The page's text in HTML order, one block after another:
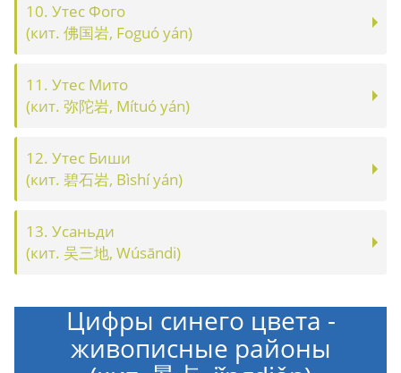
10. Утес Фого
(кит. 佛国岩, Fоguó yán)
11. Утес Мито
(кит. 弥陀岩, Mítuó yán)
12. Утес Биши
(кит. 碧石岩, Bìshí yán)
13. Усаньди
(кит. 吴三地, Wúsāndi)
Цифры синего цвета -
живописные районы